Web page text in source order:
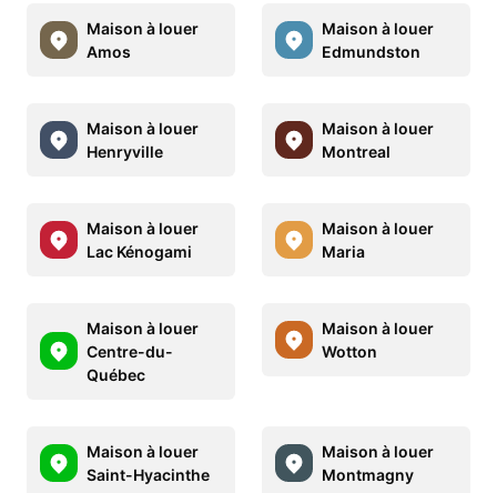
Maison à louer
Amos
Maison à louer
Edmundston
Maison à louer
Henryville
Maison à louer
Montreal
Maison à louer
Lac Kénogami
Maison à louer
Maria
Maison à louer
Centre-du-
Québec
Maison à louer
Wotton
Maison à louer
Saint-Hyacinthe
Maison à louer
Montmagny